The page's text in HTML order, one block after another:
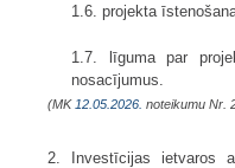
1.6. projekta
1.7. līguma par
nosacījumus.
(MK 12.05.2026. noteikumu Nr.
2. Investīcijas ietvaros